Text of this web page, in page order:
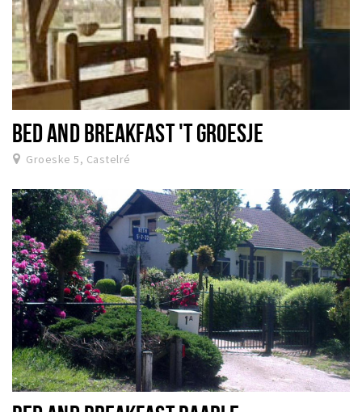
BED AND BREAKFAST 'T GROESJE
Groeske 5, Castelré